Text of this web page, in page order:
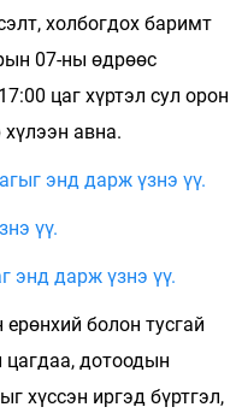
холбогдох баримт
07-ны өдрөөс
цаг хүртэл сул орон
авна.
энд дарж үзнэ үү.
үү.
энд дарж үзнэ үү.
болон тусгай
дотоодын
хүссэн иргэд бүртгэл,